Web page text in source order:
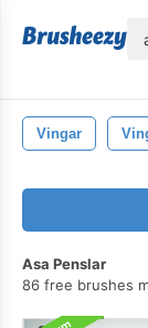
Vingar
Asa Penslar
86 free brushes